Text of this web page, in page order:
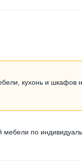
кухонь и шкафов
мебели по